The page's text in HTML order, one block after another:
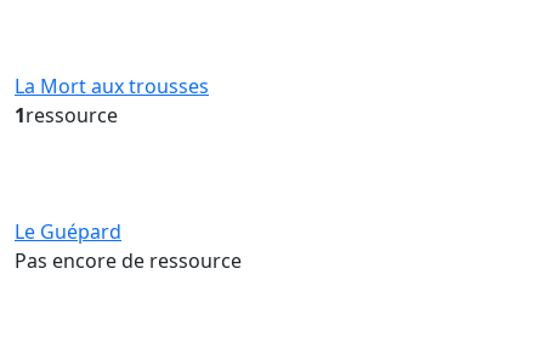
La Mort aux trousses
1ressource
Le Guépard
Pas encore de ressource